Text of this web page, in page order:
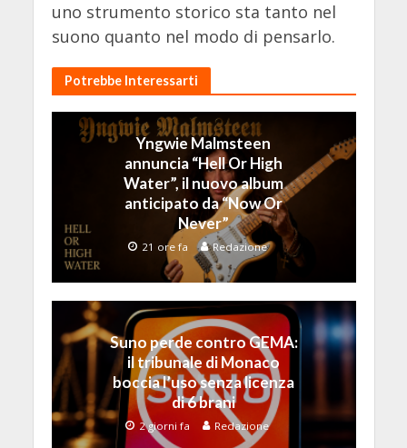
uno strumento storico sta tanto nel
suono quanto nel modo di pensarlo.
Potrebbe Interessarti
Yngwie Malmsteen
annuncia “Hell Or High
Water”, il nuovo album
anticipato da “Now Or
Never”
21 ore fa Redazione
Suno perde contro GEMA:
il tribunale di Monaco
boccia l’uso senza licenza
di 6 brani
2 giorni fa Redazione